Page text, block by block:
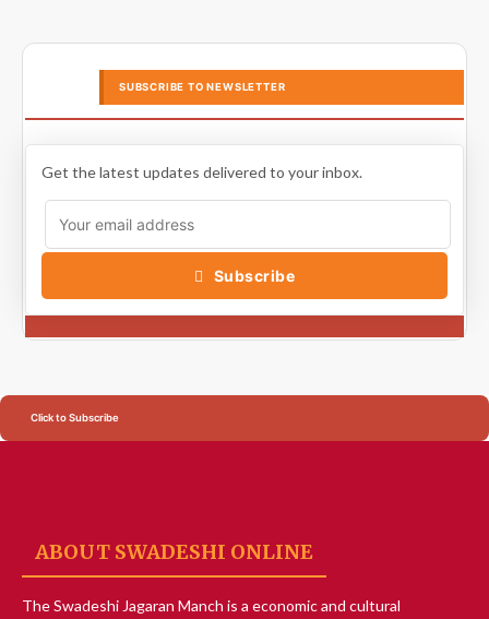
SUBSCRIBE TO NEWSLETTER
Get the latest updates delivered to your inbox.
Subscribe
Click to Subscribe
ABOUT SWADESHI ONLINE
The Swadeshi Jagaran Manch is a economic and cultural